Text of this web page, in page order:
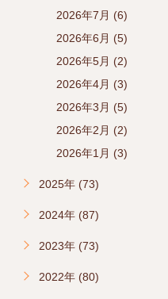
2026年7月 (6)
2026年6月 (5)
2026年5月 (2)
2026年4月 (3)
2026年3月 (5)
2026年2月 (2)
2026年1月 (3)
2025年 (73)
2024年 (87)
2023年 (73)
2022年 (80)